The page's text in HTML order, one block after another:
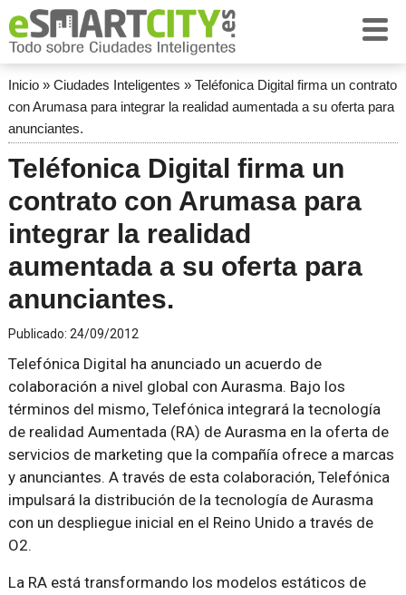
Inicio» Ciudades Inteligentes » Teléfonica Digital firma un contrato
con Arumasa para integrar la realidad aumentada a su oferta para
anunciantes.
Teléfonica Digital firma un
contrato con Arumasa para
integrar la realidad
aumentada a su oferta para
anunciantes.
Publicado: 24/09/2012
Telefónica Digital ha anunciado un acuerdo de
colaboración a nivel global con Aurasma. Bajo los
términos del mismo, Telefónica integrará la tecnología
de realidad Aumentada (RA) de Aurasma en la oferta de
servicios de marketing que la compañía ofrece a marcas
y anunciantes. A través de esta colaboración, Telefónica
impulsará la distribución de la tecnología de Aurasma
con un despliegue inicial en el Reino Unido a través de
O2.
La RA está transformando los modelos estáticos de